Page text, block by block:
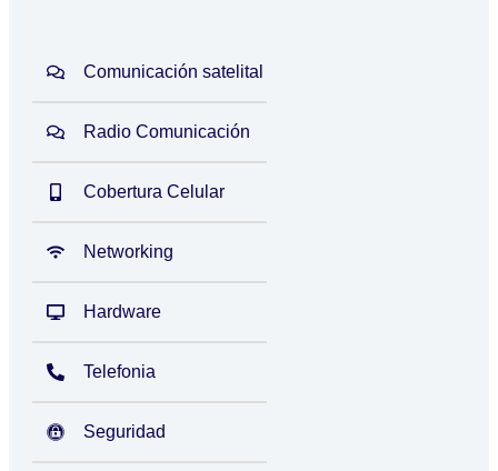
Comunicación satelital
Radio Comunicación
Cobertura Celular
Networking
Hardware
Telefonia
Seguridad